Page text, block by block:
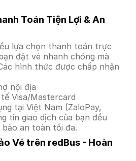
Toán Tiện Lợi & An
lựa chọn thanh toán trực
đặt vé nhanh chóng mà
hình thức được chấp nhận
nội địa
Visa/Mastercard
tại Việt Nam (ZaloPay,
tin giao dịch của bạn đều
an toàn tối đa.
Vé trên redBus - Hoàn